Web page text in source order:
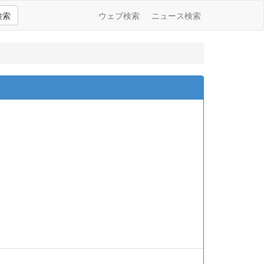
索 ウェブ検索 ニュース検索